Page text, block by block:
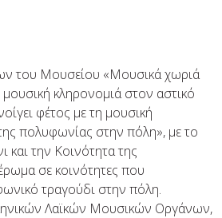
του Μουσείου «Μουσικά χωριά
κληρονομιά στον αστικό
φέτος με τη μουσική
πολυφωνίας στην πόλη», με το
την Κοινότητα της
σε κοινότητες που
τραγούδι στην πόλη.
Λαϊκών Μουσικών Οργάνων,